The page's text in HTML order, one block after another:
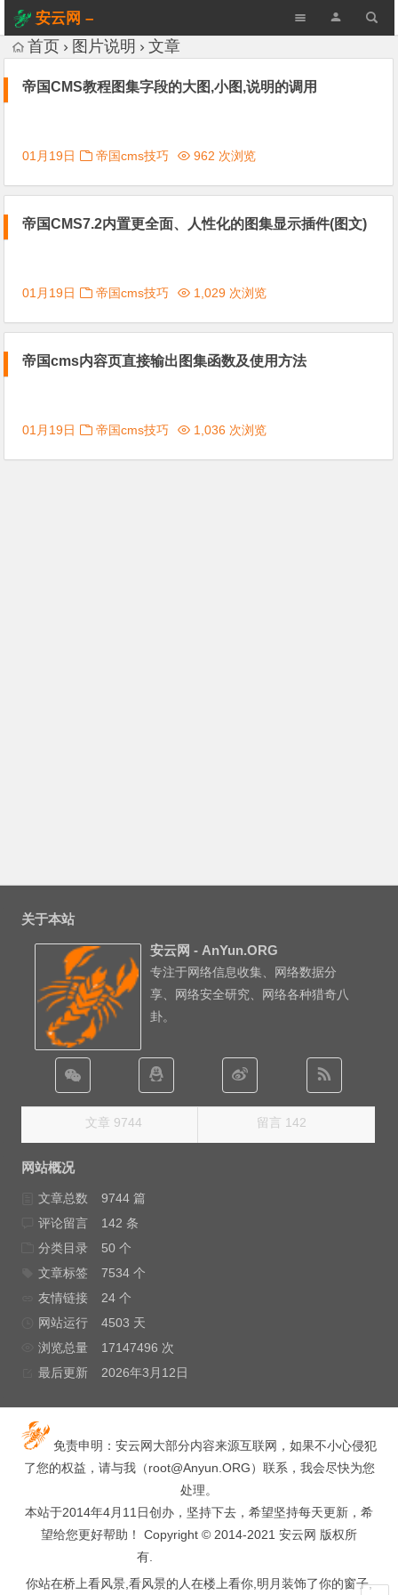
安云网 –
AnYun.ORG
首页 图片说明 文章
帝国CMS教程图集字段的大图,小图,说明的调用
01月19日 帝国cms技巧 962 次浏览
帝国CMS7.2内置更全面、人性化的图集显示插件(图文)
01月19日 帝国cms技巧 1,029 次浏览
帝国cms内容页直接输出图集函数及使用方法
01月19日 帝国cms技巧 1,036 次浏览
关于本站
安云网 - AnYun.ORG
专注于网络信息收集、网络数据分
享、网络安全研究、网络各种猎奇八
卦。
文章 9744 留言 142
网站概况
文章总数
9744 篇
评论留言
142 条
分类目录
50 个
文章标签
7534 个
友情链接
24 个
网站运行
4503 天
浏览总量
17147496 次
最后更新
2026年3月12日
免责申明：安云网大部分内容来源互联网，如果不小心侵犯
了您的权益，请与我（root@Anyun.ORG）联系，我会尽快为您
处理。
本站于2014年4月11日创办，坚持下去，希望坚持每天更新，希
望给您更好帮助！ Copyright © 2014-2021 安云网 版权所
有.
你站在桥上看风景,看风景的人在楼上看你,明月装饰了你的窗子,